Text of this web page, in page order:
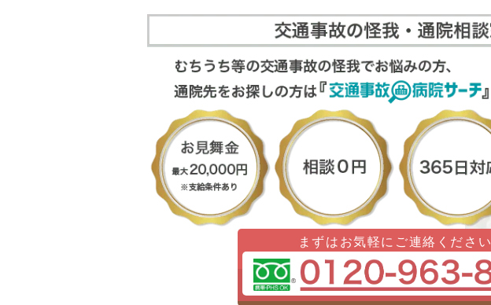
まずはお気軽にご連絡ください